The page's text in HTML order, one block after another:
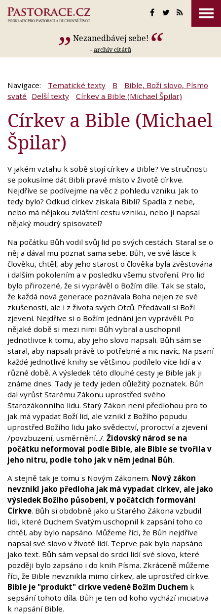
Nezanedbávej sebe!
-archív citátů
Navigace: Tematické texty B
Bible, Boží slovo, Písmo
svaté Delší texty Církev a Bible (Michael Špilar)
Církev a Bible (Michael
Špilar)
V jakém vztahu k sobě stojí církev a Bible? Ve stručnosti
se pokusíme dát Bibli pravé místo v životě církve.
Nejdříve se podívejme na věc z pohledu vzniku. Jak to
tedy bylo? Odkud církev získala Bibli? Spadla z nebe,
nebo má nějakou zvláštní cestu vzniku, nebo ji napsal
nějaký moudrý spisovatel?
Na počátku Bůh vodil svůj lid po svých cestách. Staral se o
něj a dával mu poznat sama sebe. Bůh, ve své lásce k
člověku, chtěl, aby jeho starost o člověka byla zvěstována
i dalším pokolením a v posledku všemu stvoření. Pro lid
bylo přirozené, že si vyprávěl o Božím díle. Tak se stalo,
že každá nová generace poznávala Boha nejen ze své
zkušenosti, ale i z života svých Otců. Předávali si Boží
zjevení. Nejdříve si o Božím jednání jen vyprávěli. Po
nějaké době si mezi nimi Bůh vybral a uschopnil
jednotlivce k tomu, aby jeho slovo napsali. Bůh sám se
staral, aby napsali právě to potřebné a nic navíc. Na psaní
každé jednotlivé knihy se většinou podílelo více lidí a v
různé době. A výsledek této dlouhé cesty je Bible jak ji
známe dnes. Tady je tedy jeden důležitý poznatek. Bůh
dal vyrůst Starému Zákonu uprostřed svého
Starozákonního lidu. Starý Zákon není předlohou pro to
jak má vypadat Boží lid, ale vznikl z Božího popudu
uprostřed Božího lidu jako svědectví, proroctví a zjevení
/povzbuzení, usměrnění.../. Židovský národ se na
počátku neformoval podle Bible, ale Bible se tvořila v
jeho nitru, podle toho jak v něm jednal Bůh.
A stejně tak je tomu s Novým Zákonem. Nový zákon
nevznikl jako předloha jak má vypadat církev, ale jako
výsledek Božího působení, v počátcích formování
Církve. Bůh si obdobně jako u Starého Zákona vzbudil
lidi, které Duchem Svatým uschopnil k zapsání toho co
chtěl, aby bylo napsáno. Můžeme říci, že Bůh nejdříve
napsal své slovo v životě lidí. Teprve pak bylo napsáno
jako text. Bůh sám vepsal do srdcí lidí své slovo, které
později bylo zapsáno i do knih Písma. Zkráceně můžeme
říci, že Bible nevznikla mimo církev, ale uprostřed církve.
Bible je "produkt" církve vedené Božím Duchem k
sepsání tohoto díla. Bůh je ten od koho vychází iniciativa
k napsání Bible.